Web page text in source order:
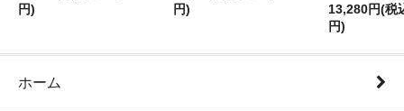
円)
円)
13,280円(税
円)
ホーム